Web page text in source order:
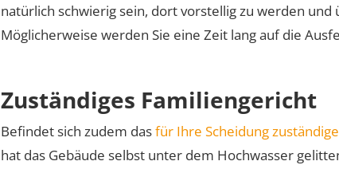
natürlich schwierig sein, dort vorstellig zu werden
Möglicherweise werden Sie eine Zeit lang auf die
Zuständiges Familiengericht
Befindet sich zudem dasfür Ihre Scheidung
hat das Gebäude selbst unter dem Hochwasser